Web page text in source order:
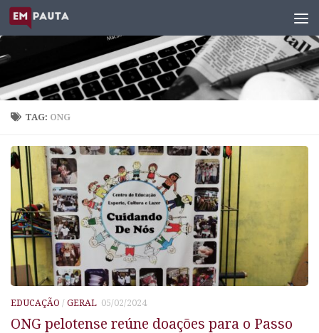
Skip to content
TAG: ONG
EDUCAÇÃO / GERAL 05/02/2024
ONG pelotense reúne doações para o Passo